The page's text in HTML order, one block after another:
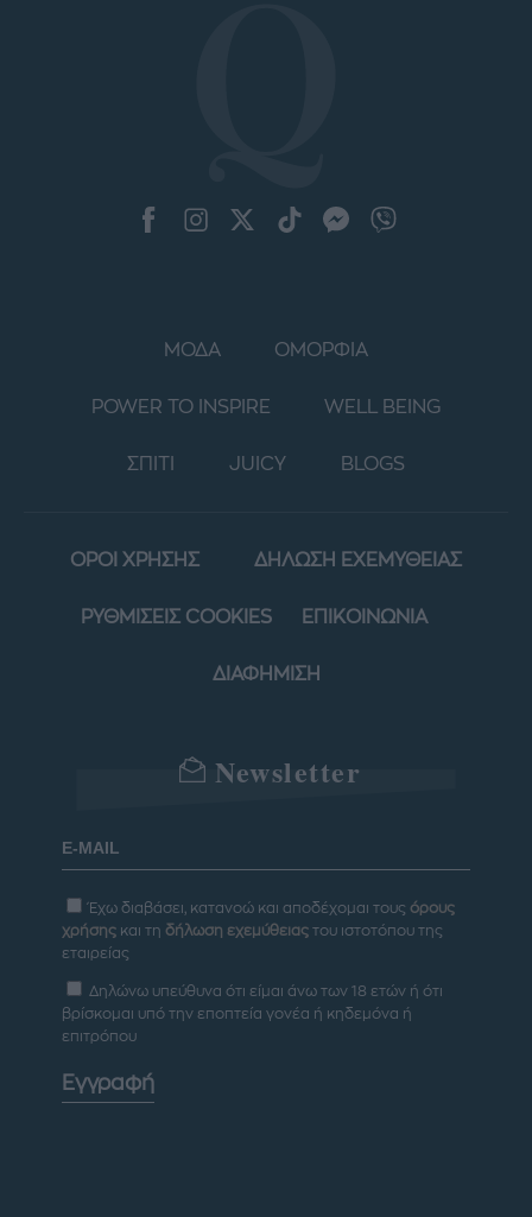
ΜΟΔΑ ΟΜΟΡΦΙΑ
POWER TO INSPIRE WELL BEING
ΣΠΙΤΙ JUICY BLOGS
ΟΡΟΙ ΧΡΗΣΗΣ ΔΗΛΩΣΗ ΕΧΕΜΥΘΕΙΑΣ
ΡΥΘΜΙΣΕΙΣ COOKIES ΕΠΙΚΟΙΝΩΝΙΑ
ΔΙΑΦΗΜΙΣΗ
Newsletter
Έχω διαβάσει, κατανοώ και αποδέχομαι τους όρους
χρήσης και τη δήλωση εχεμύθειας του ιστοτόπου της
εταιρείας
Δηλώνω υπεύθυνα ότι είμαι άνω των 18 ετών ή ότι
βρίσκομαι υπό την εποπτεία γονέα ή κηδεμόνα ή
επιτρόπου
Εγγραφή